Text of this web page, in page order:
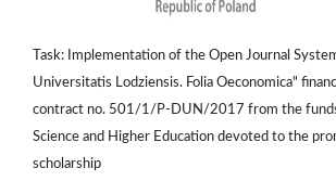
Task: Implementation of the Open Journal
Universitatis Lodziensis. Folia Oeconomica"
contract no. 501/1/P-DUN/2017 from the
Science and Higher Education devoted to the
scholarship